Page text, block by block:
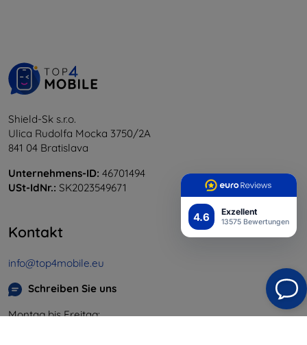
4.6 Exzellent
13575 Bewertungen
Shield-Sk s.r.o.
Ulica Rudolfa Mocka 3750/2A
841 04 Bratislava
Unternehmens-ID: 46701494
USt-IdNr.: SK2023549671
Kontakt
info@top4mobile.eu
Schreiben Sie uns
Montag bis Freitag: